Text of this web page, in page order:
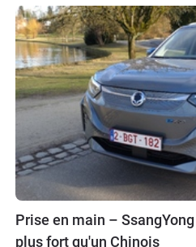
Prise en main –
plus fort qu'un Chinois